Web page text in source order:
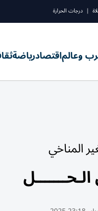
| درجات الحرارة
وعالماقتصادرياضة
المناخي